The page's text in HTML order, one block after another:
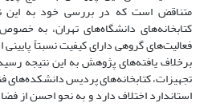
متناقض است که در بررسی‌ خود به این
کتابخانه‌های دانشگاه‌های تهران، به
برخلاف یافته‌های پژوهش به این نتیجه
تجهیزات، کتابخانه‌های پردیس دانشکده‌های
استاندارد اختلاف دارد و به نحو احسن از